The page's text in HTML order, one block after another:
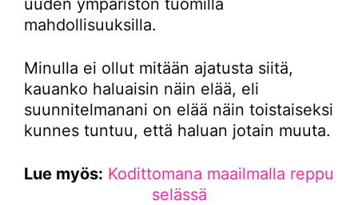
uuden ympäristön tuomilla
mahdollisuuksilla.
Minulla ei ollut mitään ajatusta siitä,
kauanko haluaisin näin elää, eli
suunnitelmanani on elää näin toistaiseksi
kunnes tuntuu, että haluan jotain muuta.
Lue myös: Kodittomana maailmalla reppu
selässä